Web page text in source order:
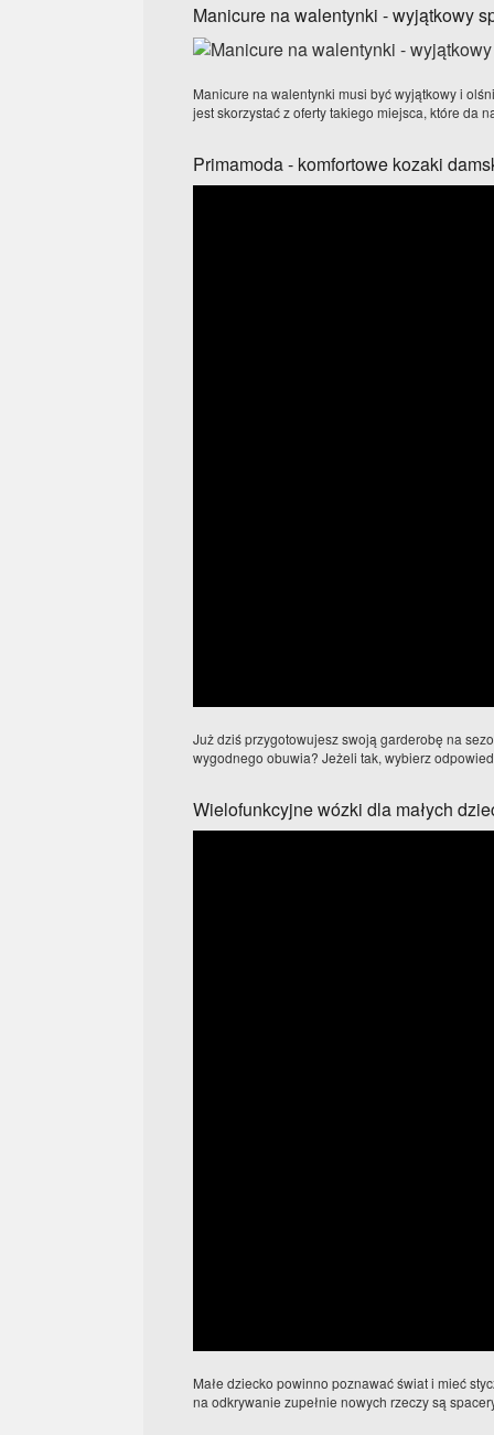
Manicure na walentynki - wyjątkowy
Manicure na walentynki musi być wyjątkowy i
jest skorzystać z oferty takiego miejsca, które da
Primamoda - komfortowe kozaki
Już dziś przygotowujesz swoją garderobę na
wygodnego obuwia? Jeżeli tak, wybierz
Wielofunkcyjne wózki dla małych
Małe dziecko powinno poznawać świat i mieć
na odkrywanie zupełnie nowych rzeczy są